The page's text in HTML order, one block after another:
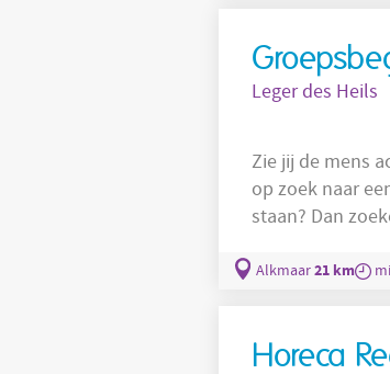
Leger des Heils
Zie jij de mens
op zoek naar
staan? Dan
volwassen
Alkmaar21 km
Horeca